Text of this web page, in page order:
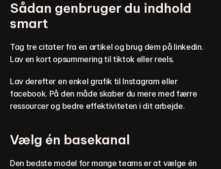
Sådan genbruger du indhold
smart
Tag tre citater fra en artikel og brug dem på linkedin.
Lav en kort opsummering til tiktok eller reels.
Lav derefter en enkel grafik til Instagram eller
facebook. På den måde skaber du mere med færre
ressourcer og bedre effektiviteten i dit arbejde.
Vælg én basekanal
Den bedste model for mange teams er at vælge én